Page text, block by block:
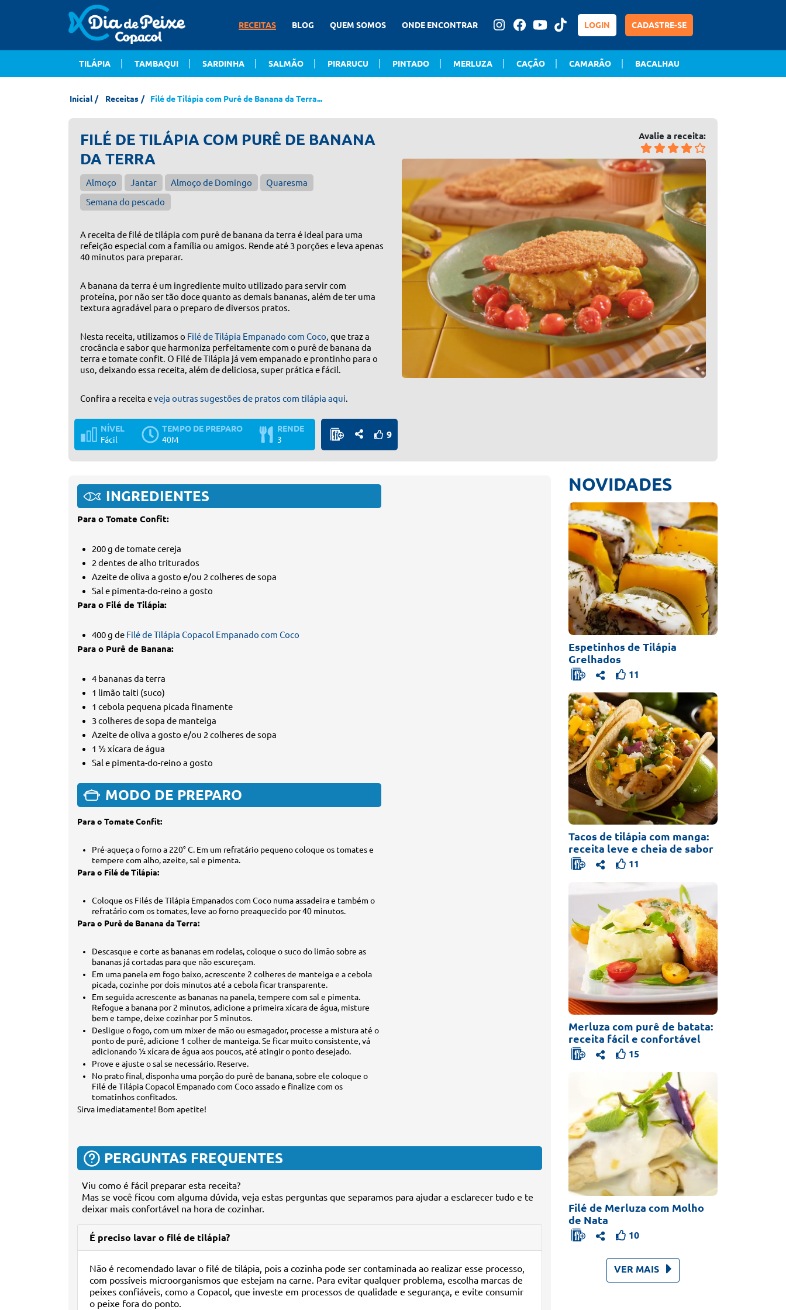
RECEITAS BLOG QUEM SOMOS ONDE ENCONTRAR LOGIN CADASTRE-SE
TILÁPIA TAMBAQUI SARDINHA SALMÃO PIRARUCU PINTADO MERLUZA CAÇÃO CAMARÃO BACALHAU
Inicial Receitas Filé de Tilápia com Purê de Banana da Terra...
FILÉ DE TILÁPIA COM PURÊ DE BANANA
DA TERRA
Almoço Jantar Almoço de Domingo
Quaresma
Semana do pescado
A receita de filé de tilápia com purê de banana da terra é ideal para uma
refeição especial com a família ou amigos. Rende até 3 porções e leva apenas
40 minutos para preparar.
A banana da terra é um ingrediente muito utilizado para servir com
proteína, por não ser tão doce quanto as demais bananas, além de ter uma
textura agradável para o preparo de diversos pratos.
Nesta receita, utilizamos o Filé de Tilápia Empanado com Coco, que traz a
crocância e sabor que harmoniza perfeitamente com o purê de banana da
terra e tomate confit. O Filé de Tilápia já vem empanado e prontinho para o
uso, deixando essa receita, além de deliciosa, super prática e fácil.
Confira a receita eveja outras sugestões de pratos com tilápia aqui.
Avalie a receita:
NÍVEL
Fácil
TEMPO DE PREPARO
40M
RENDE
3
9
INGREDIENTES
Para o Tomate Confit:
200 g de tomate cereja
2 dentes de alho triturados
Azeite de oliva a gosto e/ou 2 colheres de sopa
Sal e pimenta-do-reino a gosto
Para o Filé de Tilápia:
400 g de Filé de Tilápia Copacol Empanado com Coco
Para o Purê de Banana:
4 bananas da terra
1 limão taiti (suco)
1 cebola pequena picada finamente
3 colheres de sopa de manteiga
Azeite de oliva a gosto e/ou 2 colheres de sopa
1 ½ xícara de água
Sal e pimenta-do-reino a gosto
MODO DE PREPARO
Para o Tomate Confit:
Pré-aqueça o forno a 220° C. Em um refratário pequeno coloque os tomates e
tempere com alho, azeite, sal e pimenta.
Para o Filé de Tilápia:
Coloque os Filés de Tilápia Empanados com Coco numa assadeira e também o
refratário com os tomates, leve ao forno preaquecido por 40 minutos.
Para o Purê de Banana da Terra:
Descasque e corte as bananas em rodelas, coloque o suco do limão sobre as
bananas já cortadas para que não escureçam.
Em uma panela em fogo baixo, acrescente 2 colheres de manteiga e a cebola
picada, cozinhe por dois minutos até a cebola ficar transparente.
Em seguida acrescente as bananas na panela, tempere com sal e pimenta.
Refogue a banana por 2 minutos, adicione a primeira xícara de água, misture
bem e tampe, deixe cozinhar por 5 minutos.
Desligue o fogo, com um mixer de mão ou esmagador, processe a mistura até o
ponto de purê, adicione 1 colher de manteiga. Se ficar muito consistente, vá
adicionando ½ xícara de água aos poucos, até atingir o ponto desejado.
Prove e ajuste o sal se necessário. Reserve.
No prato final, disponha uma porção do purê de banana, sobre ele coloque o
Filé de Tilápia Copacol Empanado com Coco assado e finalize com os
tomatinhos confitados.
Sirva imediatamente! Bom apetite!
PERGUNTAS FREQUENTES
Viu como é fácil preparar esta receita?
Mas se você ficou com alguma dúvida, veja estas perguntas que separamos para ajudar a esclarecer tudo e te
deixar mais confortável na hora de cozinhar.
É preciso lavar o filé de tilápia?
Não é recomendado lavar o filé de tilápia, pois a cozinha pode ser contaminada ao realizar esse processo,
com possíveis microorganismos que estejam na carne. Para evitar qualquer problema, escolha marcas de
peixes confiáveis, como a Copacol, que investe em processos de qualidade e segurança, e evite consumir
o peixe fora do ponto.
NOVIDADES
Espetinhos de Tilápia
Grelhados
11
Tacos de tilápia com manga:
receita leve e cheia de sabor
11
Merluza com purê de batata:
receita fácil e confortável
15
Filé de Merluza com Molho
de Nata
10
VER MAIS